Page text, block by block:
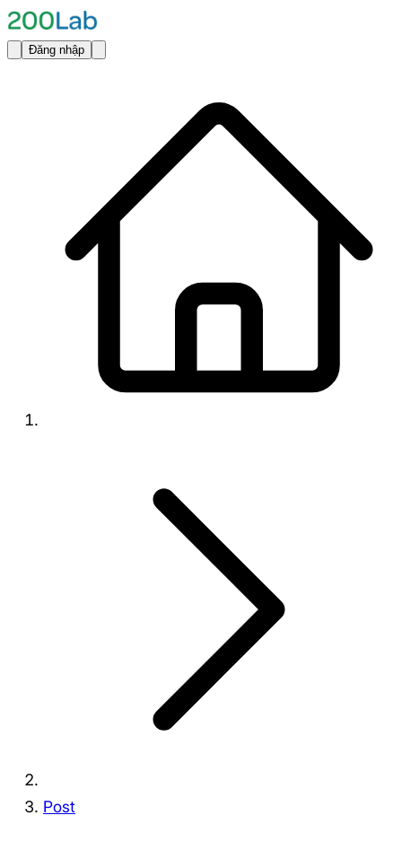
Đăng nhập
Post